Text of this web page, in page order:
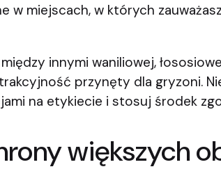
miejscach, w których
innymi waniliowej,
przynęty dla gryzoni.
na etykiecie i stosuj środek
większych